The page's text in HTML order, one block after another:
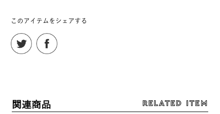
このアイテムをシェアする
関連商品 RELATED ITEM